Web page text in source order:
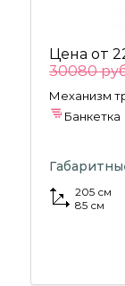
Цена от
30080
Механизм
Банкетка
205 см
85 см